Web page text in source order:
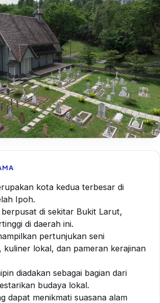
kota kedua terbesar di
Ipoh.
berpusat di sekitar Bukit Larut,
di daerah ini.
pertunjukan seni
kuliner lokal, dan pameran kerajinan
diadakan sebagai bagian dari
budaya lokal.
dapat menikmati suasana alam